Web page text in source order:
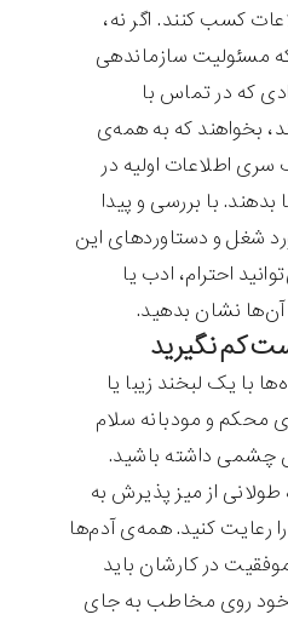
کسب کنند. اگر نه،
مسئولیت سازماندهی
که در تماس با
بخواهند که به همه‌ی
اطلاعات اولیه در
با بررسی و پیدا
شغل و دستاوردهای این
احترام، ادب یا
آن‌ها نشان بدهید.
با یک لبخند زیبا یا
محکم و مودبانه سلام
چشمی داشته باشید.
از میز پذیرش به
رعایت کنید. همه‌ی آدم‌ها
موفقیت در کارشان باید
خود روی مخاطب به جای